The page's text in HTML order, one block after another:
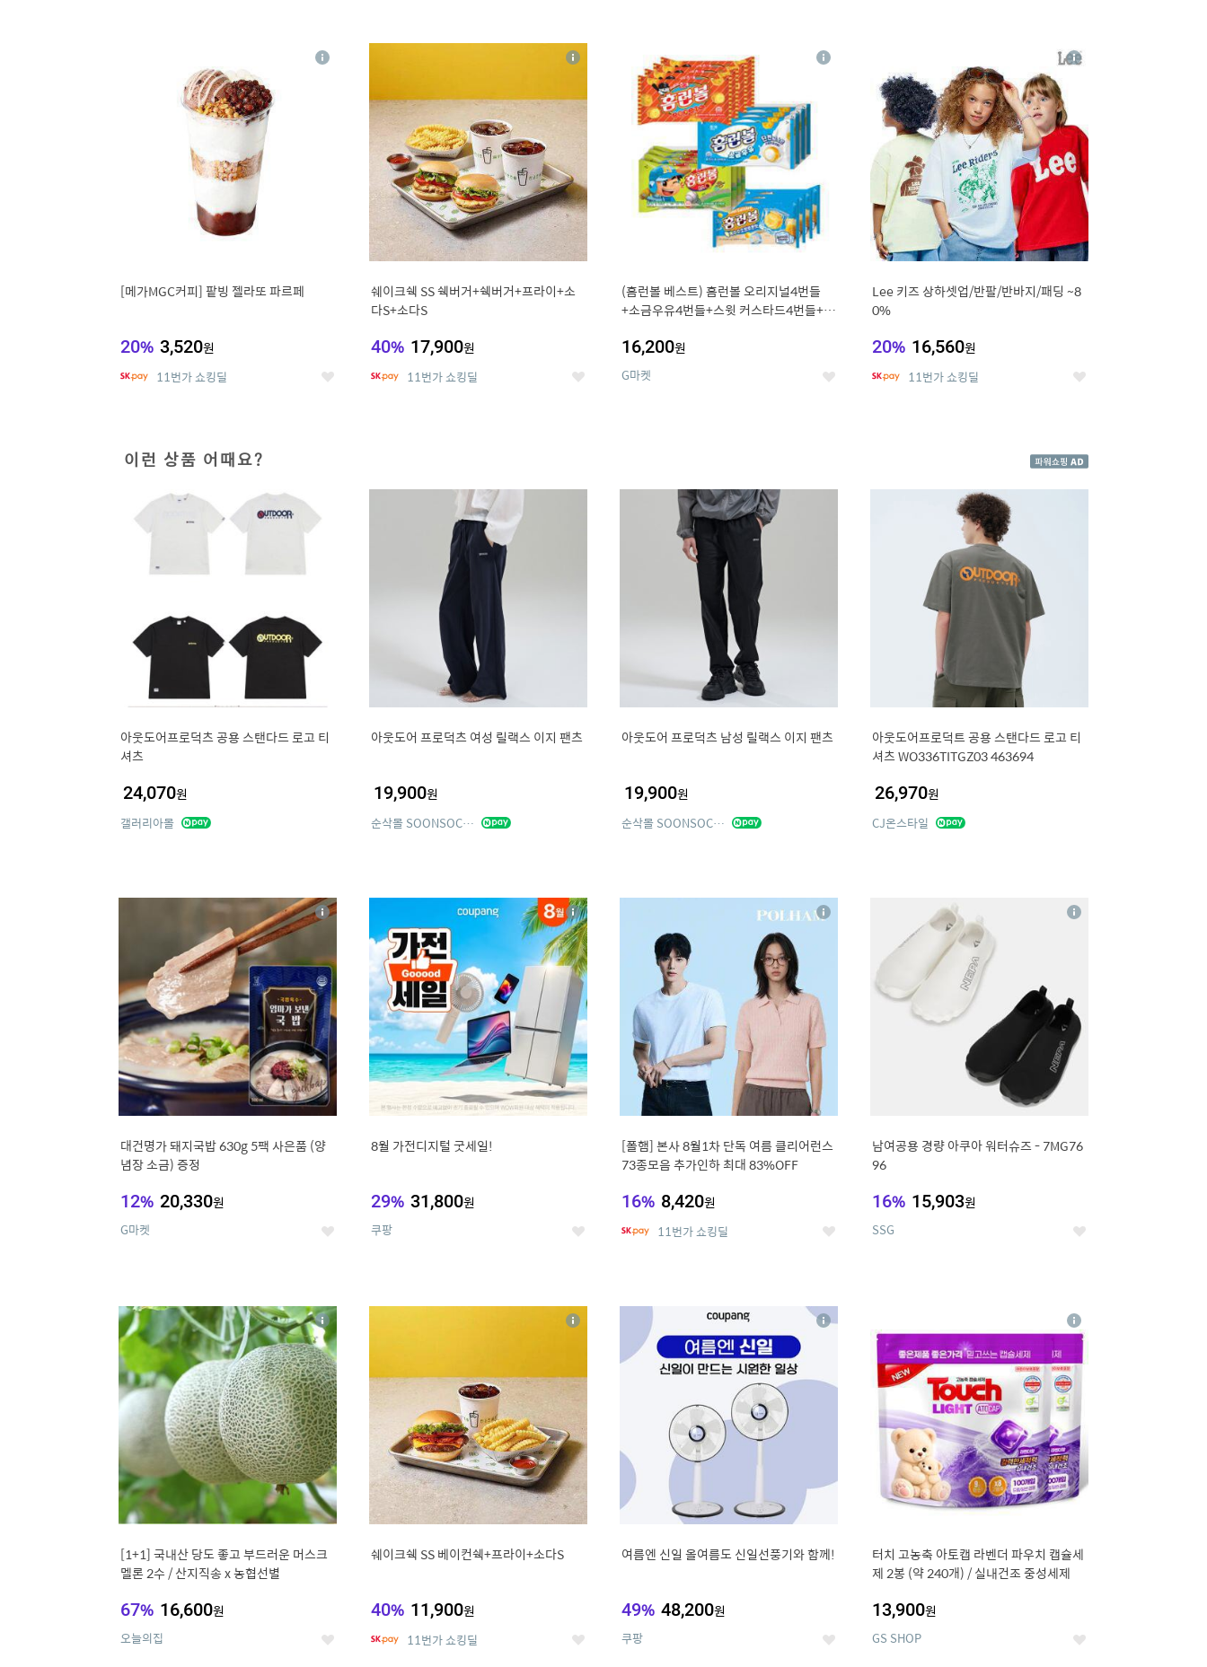
[메가MGC커피] 팥빙 젤라또 파르페
20% 3,520원
11번가 쇼킹딜 좋
상
6
쉐이크쉑 SS 쉑버거+쉑버거+프라이+소
다S+소다S
40% 17,900원
11번가 쇼킹딜 좋
상
(홈런볼 베스트) 홈런볼 오리지널4번들
+소금우유4번들+스윗 커스타드4번들+옥
16,200원
G마켓 좋
상
Lee 키즈 상하셋업/반팔/반바지/패딩 ~8
0%
20% 16,560원
11번가 쇼킹딜 좋
상
이런 상품 어때요?
아웃도어프로덕츠 공용 스탠다드 로고 티
셔츠
24,070원
갤러리아몰
아웃도어 프로덕츠 여성 릴랙스 이지 팬츠
19,900원
순삭몰 SOONSOCKS
아웃도어 프로덕츠 남성 릴랙스 이지 팬츠
19,900원
순삭몰 SOONSOCKS
아웃도어프로덕트 공용 스탠다드 로고 티
셔츠 WO336TITGZ03 463694
26,970원
CJ온스타일
9
대건명가 돼지국밥 630g 5팩 사은품 (양
념장 소금) 증정
12% 20,330원
G마켓 좋
상
10
8월 가전디지털 굿세일!
29% 31,800원
쿠팡 좋
상
세
11
[폴햄] 본사 8월1차 단독 여름 클리어런스
73종모음 추가인하 최대 83%OFF
16% 8,420원
11번가 쇼킹딜 좋
상
남여공용 경량 아쿠아 워터슈즈 - 7MG76
96
16% 15,903원
SSG 좋
상
13
[1+1] 국내산 당도 좋고 부드러운 머스크
멜론 2수 / 산지직송 x 농협선별
67% 16,600원
오늘의집 좋
상
세
14
쉐이크쉑 SS 베이컨쉑+프라이+소다S
40% 11,900원
11번가 쇼킹딜 좋
상
15
여름엔 신일 올여름도 신일선풍기와 함께!
49% 48,200원
쿠팡 좋
상
터치 고농축 아토캡 라벤더 파우치 캡슐세
제 2봉 (약 240개) / 실내건조 중성세제
13,900원
GS SHOP 좋
상
세